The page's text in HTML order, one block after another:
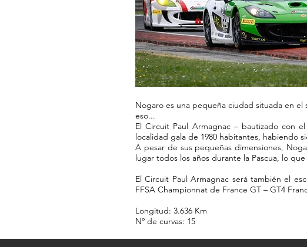
Nogaro es una pequeña ciudad situada en
eso...
El Circuit Paul Armagnac – bautizado con
localidad gala de 1980 habitantes, habiendo
A pesar de sus pequeñas dimensiones,
lugar todos los años durante la Pascua, lo
El Circuit Paul Armagnac será también el
FFSA Championnat de France GT – GT4
Longitud: 3.636 Km
Nº de curvas: 15